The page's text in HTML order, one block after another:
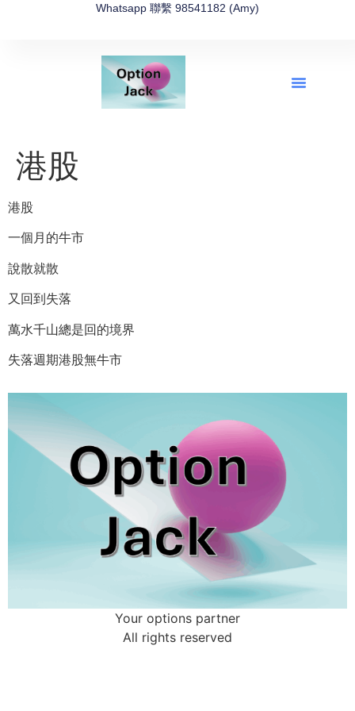
Whatsapp 聯繫 98541182 (Amy)
港股
港股
一個月的牛市
說散就散
又回到失落
萬水千山總是回的境界
失落週期港股無牛市
Your options partner
All rights reserved